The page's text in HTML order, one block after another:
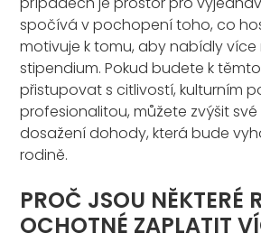
spočívá v pochopení toho, co
motivuje k tomu, aby nabídly
stipendium. Pokud budete k
přistupovat s citlivostí, kulturním
profesionalitou, můžete zvýšit
dosažení dohody, která bude
rodině.
PROČ JSOU NĚKTERÉ
OCHOTNÉ ZAPLATIT